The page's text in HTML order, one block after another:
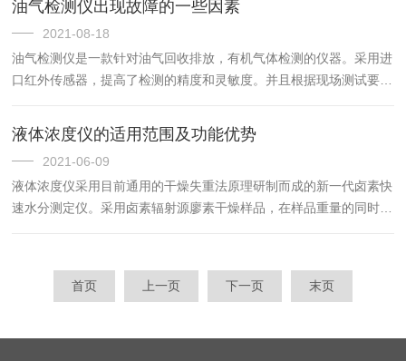
哪...
油气检测仪出现故障的一些因素
2021-08-18
油气检测仪是一款针对油气回收排放，有机气体检测的仪器。采用进
口红外传感器，提高了检测的精度和灵敏度。并且根据现场测试要
拟量输出，可与数显表、电脑、PLC机等终端设备进行友好的连接
传...
液体浓度仪的适用范围及功能优势
2021-06-09
液体浓度仪采用目前通用的干燥失重法原理研制而成的新一代卤素快
速水分测定仪。采用卤素辐射源廖素干燥样品，在样品重量的同时，
首页 上一页 下一页 末页